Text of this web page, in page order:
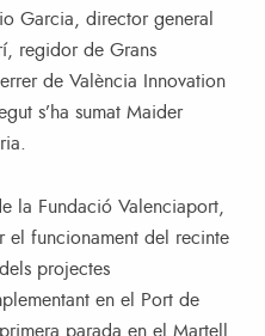
Garcia, director general
regidor de Grans
de València Innovation
s’ha sumat Maider
la Fundació Valenciaport,
el funcionament del recinte
projectes
en el Port de
parada en el Martell